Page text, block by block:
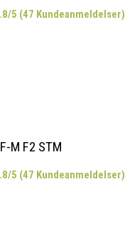
5 (47 Kundeanmeldelser)
M F2 STM
5 (47 Kundeanmeldelser)